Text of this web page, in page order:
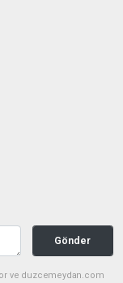
Gönder
ve duzcemeydan.com